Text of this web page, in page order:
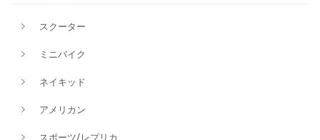
スクーター
ミニバイク
ネイキッド
アメリカン
スポーツ/レプリカ